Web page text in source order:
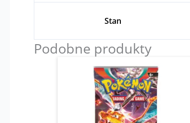
Stan
Podobne produkty